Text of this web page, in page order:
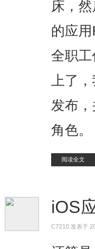
床，
的应
全职
上了
发布
角色。
阅读全文
iOS
C7210 发表于